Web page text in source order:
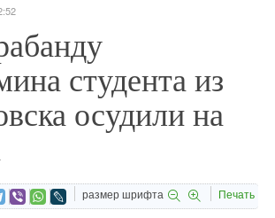
студента из
осудили на
размер шрифта Печать